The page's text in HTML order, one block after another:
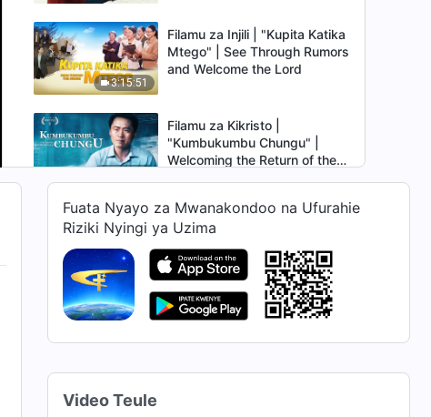
3:15:51
Filamu za Injili | "Kupita Katika
Mtego" | See Through Rumors
and Welcome the Lord
Filamu za Kikristo |
"Kumbukumbu Chungu" |
Welcoming the Return of the
2:12:04
Have You Been Raptured? |
"Kutamani Sana" | Swahili
Christian Movie
The Words the Holy Spirit
Says to the Churches | "Sauti
Nzuri Ajabu" | Filamu za Injili
Fuata Nyayo za Mwanakondoo na Ufurahie
Riziki Nyingi ya Uzima
Video Teule